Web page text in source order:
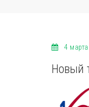
4 марта
Новый